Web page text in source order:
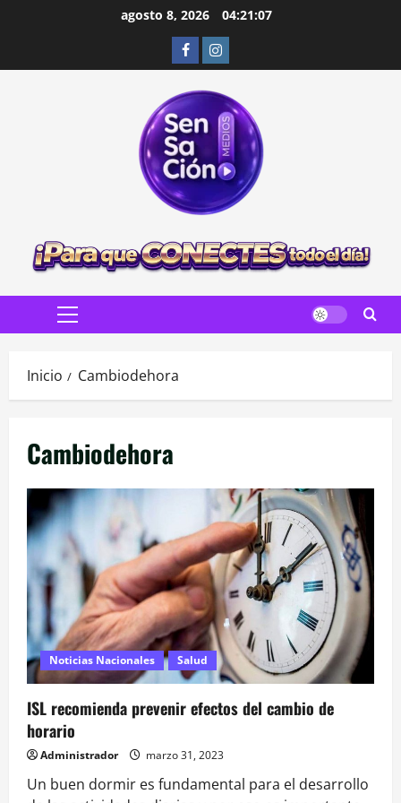
agosto 8, 2026 04:21:08
FacebookInstagram
Menú
Inicio Cambiodehora
Cambiodehora
Noticias Nacionales Salud
ISL recomienda prevenir efectos del cambio de
horario
Administrador marzo 31, 2023
Un buen dormir es fundamental para el desarrollo